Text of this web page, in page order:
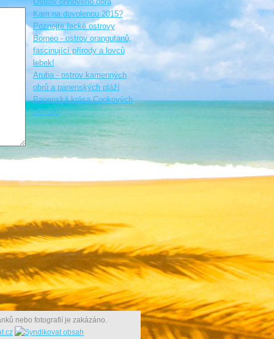
Kam na dovolenou 2015?
Poznejte řecké ostrovy
Borneo - ostrov orangutanů,
fascinující přírody a lovců
lebek!
Aruba - ostrov kamenných
obrů a panenských pláží
Panenská krása Cookových
ostrovů
nebo fotografií je zakázáno.